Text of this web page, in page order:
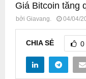
Giá Bitcoin tăng
bởi Giavang. 04/04/
CHIA SẺ 0